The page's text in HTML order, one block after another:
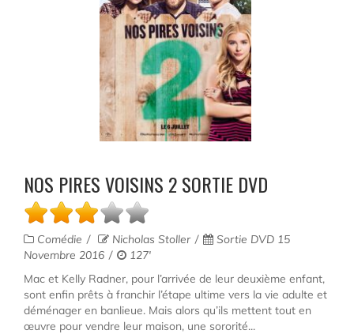
NOS PIRES VOISINS 2 SORTIE DVD
Comédie Nicholas Stoller
Sortie DVD 15
Novembre 2016
127'
Mac et Kelly Radner, pour l’arrivée de leur deuxième enfant,
sont enfin prêts à franchir l’étape ultime vers la vie adulte et
déménager en banlieue. Mais alors qu’ils mettent tout en
œuvre pour vendre leur maison, une sororité...